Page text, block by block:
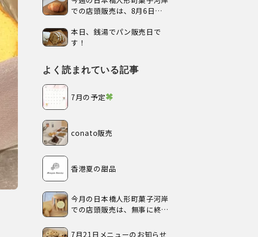
での店頭販売は、8月6日
す。
本日、銭湯でパン販売日で
す！
よく読まれている記事
7月の予定
conato販売
香港夏の甜品
今月の日本橋人形町菓子河岸
での店頭販売は、無事に終了
7月21日メニューのお知らせ